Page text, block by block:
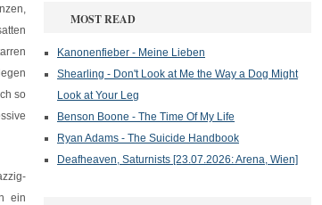
so
ein
MOST READ
Kanonenfieber - Meine Lieben
Shearling - Don't Look at Me the Way a Dog Might
Look at Your Leg
Benson Boone - The Time Of My Life
Ryan Adams - The Suicide Handbook
Deafheaven, Saturnists [23.07.2026: Arena, Wien]